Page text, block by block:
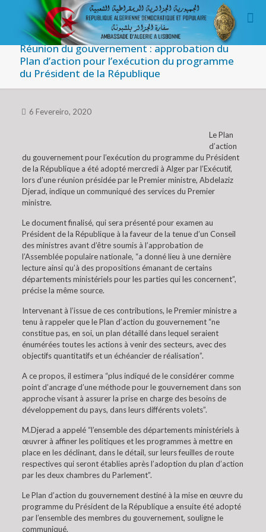
Réunion du gouvernement : approbation du
Plan d’action pour l’exécution du programme
du Président de la République
6 Fevereiro, 2020
Le Plan
d’action
du gouvernement pour l’exécution du programme du Président
de la République a été adopté mercredi à Alger par l’Exécutif,
lors d’une réunion présidée par le Premier ministre, Abdelaziz
Djerad, indique un communiqué des services du Premier
ministre.
Le document finalisé, qui sera présenté pour examen au
Président de la République à la faveur de la tenue d’un Conseil
des ministres avant d’être soumis à l’approbation de
l’Assemblée populaire nationale, “a donné lieu à une dernière
lecture ainsi qu’à des propositions émanant de certains
départements ministériels pour les parties qui les concernent”,
précise la même source.
Intervenant à l’issue de ces contributions, le Premier ministre a
tenu à rappeler que le Plan d’action du gouvernement “ne
constitue pas, en soi, un plan détaillé dans lequel seraient
énumérées toutes les actions à venir des secteurs, avec des
objectifs quantitatifs et un échéancier de réalisation”.
A ce propos, il estimera “plus indiqué de le considérer comme
point d’ancrage d’une méthode pour le gouvernement dans son
approche visant à assurer la prise en charge des besoins de
développement du pays, dans leurs différents volets”.
M.Djerad a appelé “l’ensemble des départements ministériels à
œuvrer à affiner les politiques et les programmes à mettre en
place en les déclinant, dans le détail, sur leurs feuilles de route
respectives qui seront établies après l’adoption du plan d’action
par les deux chambres du Parlement”.
Le Plan d’action du gouvernement destiné à la mise en œuvre du
programme du Président de la République a ensuite été adopté
par l’ensemble des membres du gouvernement, souligne le
communiqué.